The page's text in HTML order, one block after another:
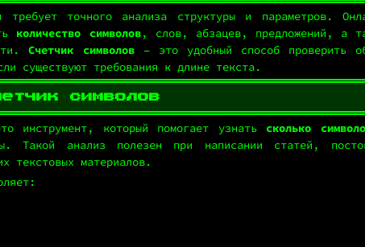
точного анализа структуры и параметров.
количество символов, слов, абзацев, предложений, а
Счетчик символов– это удобный способ проверить
существуют требования к длине текста.
символов
инструмент, который помогает узнать сколько
Такой анализ полезен при написании статей,
текстовых материалов.